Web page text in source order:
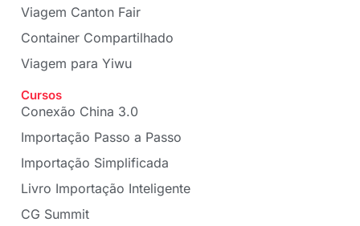
Viagem Canton Fair
Container Compartilhado
Viagem para Yiwu
Cursos
Conexão China 3.0
Importação Passo a Passo
Importação Simplificada
Livro Importação Inteligente
CG Summit